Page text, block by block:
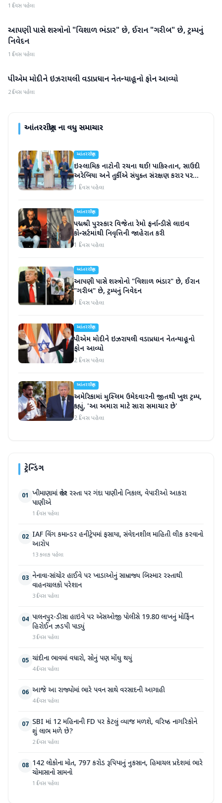
1 દિવસ પહેલા
આંતરરાષ્ટ્રીય
આપણી પાસે શસ્ત્રોનો "વિશાળ ભંડાર" છે, ઈરાન "ગરીબ" છે, ટ્રમ્પનું
નિવેદન
1 દિવસ પહેલા
આંતરરાષ્ટ્રીય
પીએમ મોદીને ઇઝરાયલી વડાપ્રધાન નેતન્યાહૂનો ફોન આવ્યો
2 દિવસ પહેલા
આંતરરાષ્ટ્રીયના વધુ સમાચાર
આંતરરાષ્ટ્રીય
ઇસ્લામિક નાટોની રચના થઈ! પાકિસ્તાન, સાઉદી
અરેબિયા અને તુર્કીએ સંયુક્ત સંરક્ષણ કરાર પર
હસ્તાક્ષર
1 દિવસ પહેલા
આંતરરાષ્ટ્રીય
પદ્મશ્રી પુરસ્કાર વિજેતા રેમો ફર્નાન્ડીસે લાઇવ
કોન્સર્ટમાંથી નિવૃત્તિની જાહેરાત કરી
1 દિવસ પહેલા
આંતરરાષ્ટ્રીય
આપણી પાસે શસ્ત્રોનો "વિશાળ ભંડાર" છે, ઈરાન
"ગરીબ" છે, ટ્રમ્પનું નિવેદન
1 દિવસ પહેલા
આંતરરાષ્ટ્રીય
પીએમ મોદીને ઇઝરાયલી વડાપ્રધાન નેતન્યાહૂનો
ફોન આવ્યો
2 દિવસ પહેલા
આંતરરાષ્ટ્રીય
અમેરિકામાં મુસ્લિમ ઉમેદવારની જીતથી ખુશ ટ્રમ્પ,
કહ્યું, 'આ અમારા માટે સારા સમાચાર છે'
2 દિવસ પહેલા
ટ્રેન્ડિંગ
01 ખીમાણામાં જાહેર રસ્તા પર ગંદા પાણીનો નિકાલ, વેપારીઓ આકરા
પાણીએ
1 દિવસ પહેલા
02 IAF વિંગ કમાન્ડર હનીટ્રેપમાં ફસાયા, સંવેદનશીલ માહિતી લીક કરવાનો
આરોપ
13 કલાક પહેલા
03 નેનાવા-સાંચોર હાઈવે પર ખાડાઓનું સામ્રાજ્ય બિસ્માર રસ્તાથી
વાહનચાલકો પરેશાન
3 દિવસ પહેલા
04 પાલનપુર-ડીસા હાઇવે પર એસઓજી પોલીસે 19.80 લાખનું મોર્ફિન
હિરોઈન ઝડપી પાડ્યું
3 દિવસ પહેલા
05 ચાંદીના ભાવમાં વધારો, સોનું પણ મોંઘુ થયું
4 દિવસ પહેલા
06 આજે આ રાજ્યોમાં ભારે પવન સાથે વરસાદની આગાહી
4 દિવસ પહેલા
07 SBI માં 12 મહિનાની FD પર કેટલું વ્યાજ મળશે, વરિષ્ઠ નાગરિકોને
શું લાભ મળે છે?
2 દિવસ પહેલા
08 142 લોકોના મોત, 797 કરોડ રૂપિયાનું નુકસાન, હિમાચલ પ્રદેશમાં ભારે
ચોમાસાનો સામનો
1 દિવસ પહેલા